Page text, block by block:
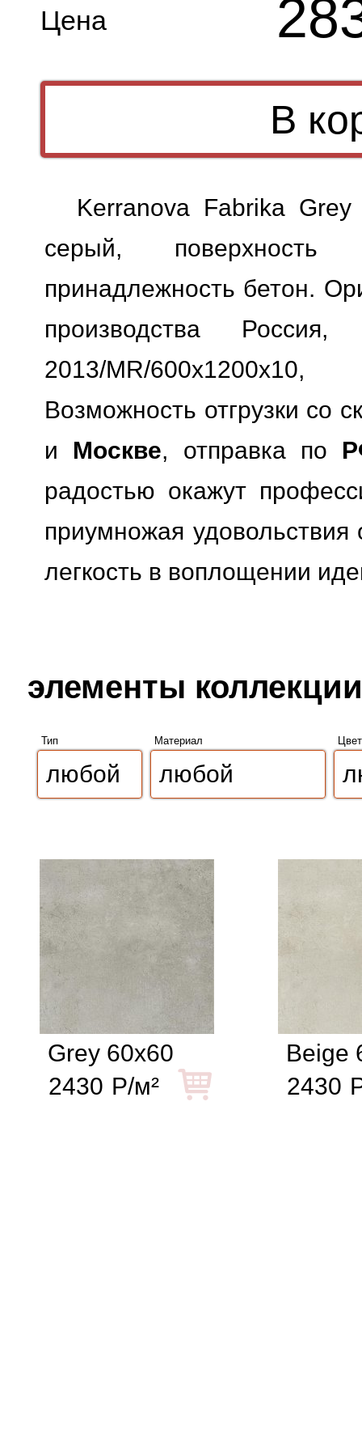
Цена
Kerranova Fabrika
серый, поверхность
принадлежность бетон.
производства
2013/MR/
Возможность отгрузки со
и Москве, отправка по
радостью окажут
приумножая
легкость в воплощении
элементы
Тип Материал Цвет
Grey 60x60
2430 Р/м²
Beige
2430